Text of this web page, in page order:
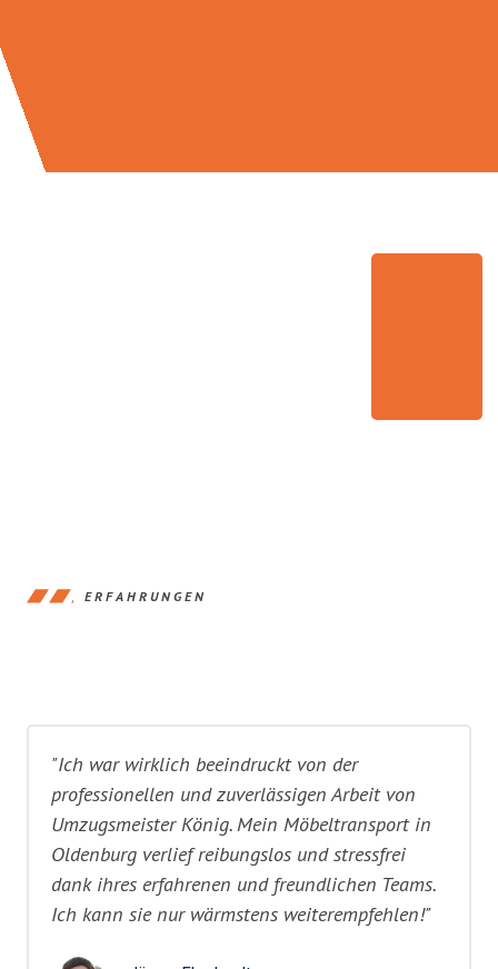
ERFAHRUNGEN
"Ich war wirklich beeindruckt von der
professionellen und zuverlässigen Arbeit von
Umzugsmeister König. Mein Möbeltransport in
Oldenburg verlief reibungslos und stressfrei
dank ihres erfahrenen und freundlichen Teams.
Ich kann sie nur wärmstens weiterempfehlen!"